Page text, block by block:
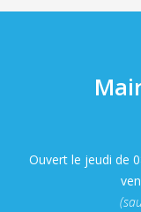
Ouvert le jeudi de